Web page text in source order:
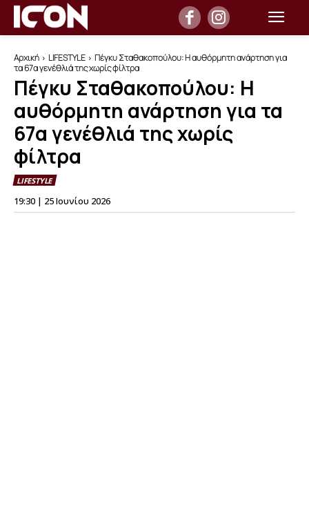
Αρχική LIFESTYLE
Πέγκυ Σταθακοπούλου: Η αυθόρμητη ανάρτηση για
τα 67α γενέθλιά της χωρίς φίλτρα
Πέγκυ Σταθακοπούλου: Η
αυθόρμητη ανάρτηση για τα
67α γενέθλιά της χωρίς
φίλτρα
LIFESTYLE
19:30 | 25 Ιουνίου 2026